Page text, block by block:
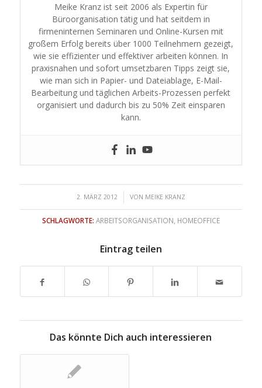
Meike Kranz ist seit 2006 als Expertin für
Büroorganisation tätig und hat seitdem in
firmeninternen Seminaren und Online-Kursen mit
großem Erfolg bereits über 1000 Teilnehmern gezeigt,
wie sie effizienter und effektiver arbeiten können. In
praxisnahen und sofort umsetzbaren Tipps zeigt sie,
wie man sich in Papier- und Dateiablage, E-Mail-
Bearbeitung und täglichen Arbeits-Prozessen perfekt
organisiert und dadurch bis zu 50% Zeit einsparen
kann.
2. MÄRZ 2012
/ VON MEIKE KRANZ
SCHLAGWORTE: ARBEITSORGANISATION HOMEOFFICE
Eintrag teilen
Das könnte Dich auch interessieren